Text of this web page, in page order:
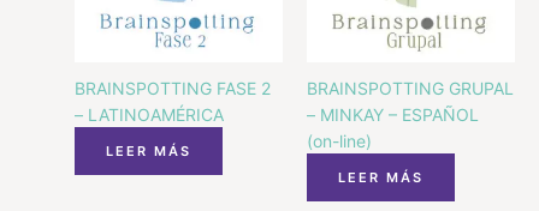
BRAINSPOTTING FASE 2
– LATINOAMÉRICA
LEER MÁS
BRAINSPOTTING GRUPAL
– MINKAY – ESPAÑOL
(on-line)
LEER MÁS